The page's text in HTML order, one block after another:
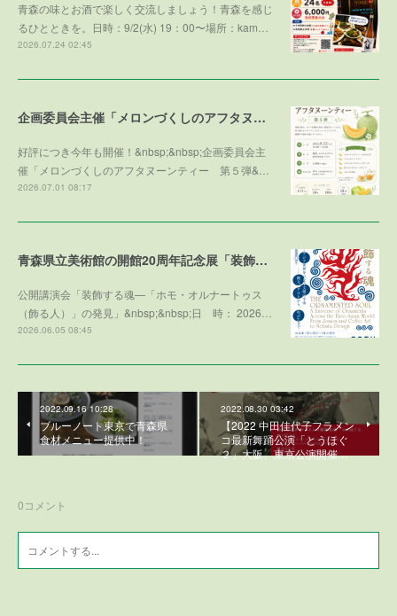
青森の味とお酒で楽しく交流しましょう！青森を感じ
るひとときを。日時：9/2(水) 19：00〜場所：kam…
2026.07.24 02:45
企画委員会主催「メロンづくしのアフタヌーンティー 第５弾 ～メロンで残暑を乗り切ろう～」参加者募集！
好評につき今年も開催！&nbsp;&nbsp;企画委員会主
催「メロンづくしのアフタヌーンティー 第５弾&…
2026.07.01 08:17
青森県立美術館の開館20周年記念展「装飾する魂」との学術協力プログラム
公開講演会「装飾する魂—「ホモ・オルナートゥス
（飾る人）」の発見」&nbsp;&nbsp;日 時： 2026…
2026.06.05 08:45
2022.09.16 10:28
ブルーノート東京で青森県
食材メニュー提供中！
2022.08.30 03:42
【2022 中田佳代子フラメン
コ最新舞踊公演「とうほぐ
２」大阪、東京公演開催…
0コメント